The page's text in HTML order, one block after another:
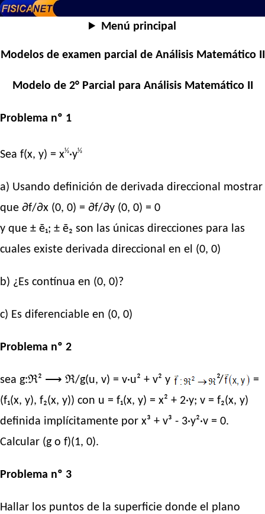
Menú principal
Modelos de examen parcial de Análisis Matemático II
Modelo de 2° Parcial para Análisis Matemático II
Problema nº 1
Sea f(x, y) = x½·y½
a) Usando definición de derivada direccional mostrar
que ∂f/∂x (0, 0) = ∂f/∂y (0, 0) = 0
y que ± ē₁; ± ē₂ son las únicas direcciones para las
cuales existe derivada direccional en el (0, 0)
b) ¿Es contínua en (0, 0)?
c) Es diferenciable en (0, 0)
Problema nº 2
sea g:ℜ² ⟶ ℜ/g(u, v) = v·u² + v² y ²/
=
(f₁(x, y), f₂(x, y)) con u = f₁(x, y) = x² + 2·y; v = f₂(x, y)
definida implícitamente por x³ + v³ - 3·y²·v = 0.
Calcular (g o f)(1, 0).
Problema nº 3
Hallar los puntos de la superficie donde el plano